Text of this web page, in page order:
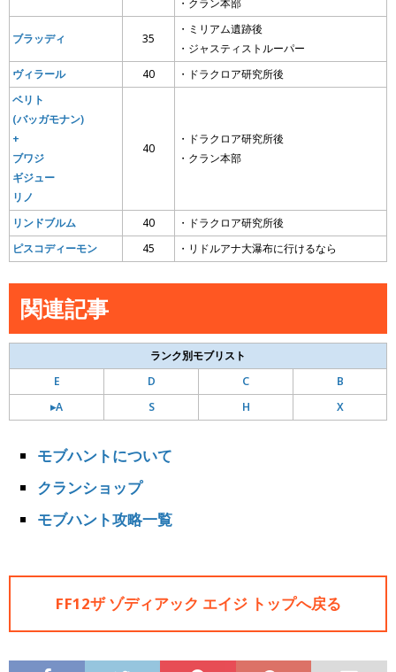
ブラッディ 35
・ミリアム遺跡後
・ジャスティストルーパー
ヴィラール
40
・ドラクロア研究所後
ベリト
(バッガモナン)
+
ブワジ
ギジュー
リノ
40
・ドラクロア研究所後
・クラン本部
リンドブルム 40
・ドラクロア研究所後
ピスコディーモン
45 ・リドルアナ大瀑布に行けるなら
関連記事
ランク別モブリスト
E
D C
B
▸A
S H X
モブハントについて
クランショップ
モブハント攻略一覧
FF12ザ ゾディアック エイジ トップへ戻る